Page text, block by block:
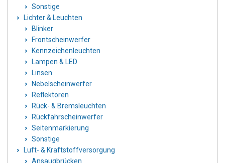
Sonstige
Lichter & Leuchten
Blinker
Frontscheinwerfer
Kennzeichenleuchten
Lampen & LED
Linsen
Nebelscheinwerfer
Reflektoren
Rück- & Bremsleuchten
Rückfahrscheinwerfer
Seitenmarkierung
Sonstige
Luft- & Kraftstoffversorgung
Ansaugbrücken